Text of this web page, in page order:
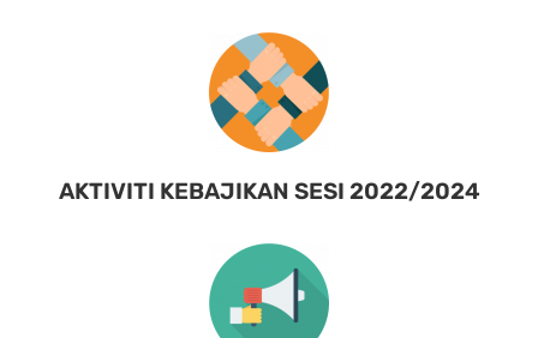
AKTIVITI KEBAJIKAN SESI 2022/2024